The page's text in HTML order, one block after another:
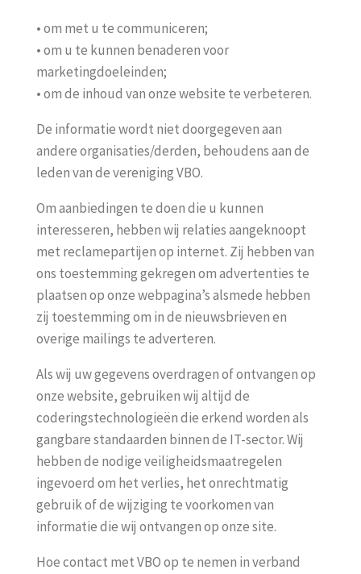
• om met u te communiceren;
• om u te kunnen benaderen voor
marketingdoeleinden;
• om de inhoud van onze website te verbeteren.
De informatie wordt niet doorgegeven aan
andere organisaties/derden, behoudens aan de
leden van de vereniging VBO.
Om aanbiedingen te doen die u kunnen
interesseren, hebben wij relaties aangeknoopt
met reclamepartijen op internet. Zij hebben van
ons toestemming gekregen om advertenties te
plaatsen op onze webpagina’s alsmede hebben
zij toestemming om in de nieuwsbrieven en
overige mailings te adverteren.
Als wij uw gegevens overdragen of ontvangen op
onze website, gebruiken wij altijd de
coderingstechnologieën die erkend worden als
gangbare standaarden binnen de IT-sector. Wij
hebben de nodige veiligheidsmaatregelen
ingevoerd om het verlies, het onrechtmatig
gebruik of de wijziging te voorkomen van
informatie die wij ontvangen op onze site.
Hoe contact met VBO op te nemen in verband